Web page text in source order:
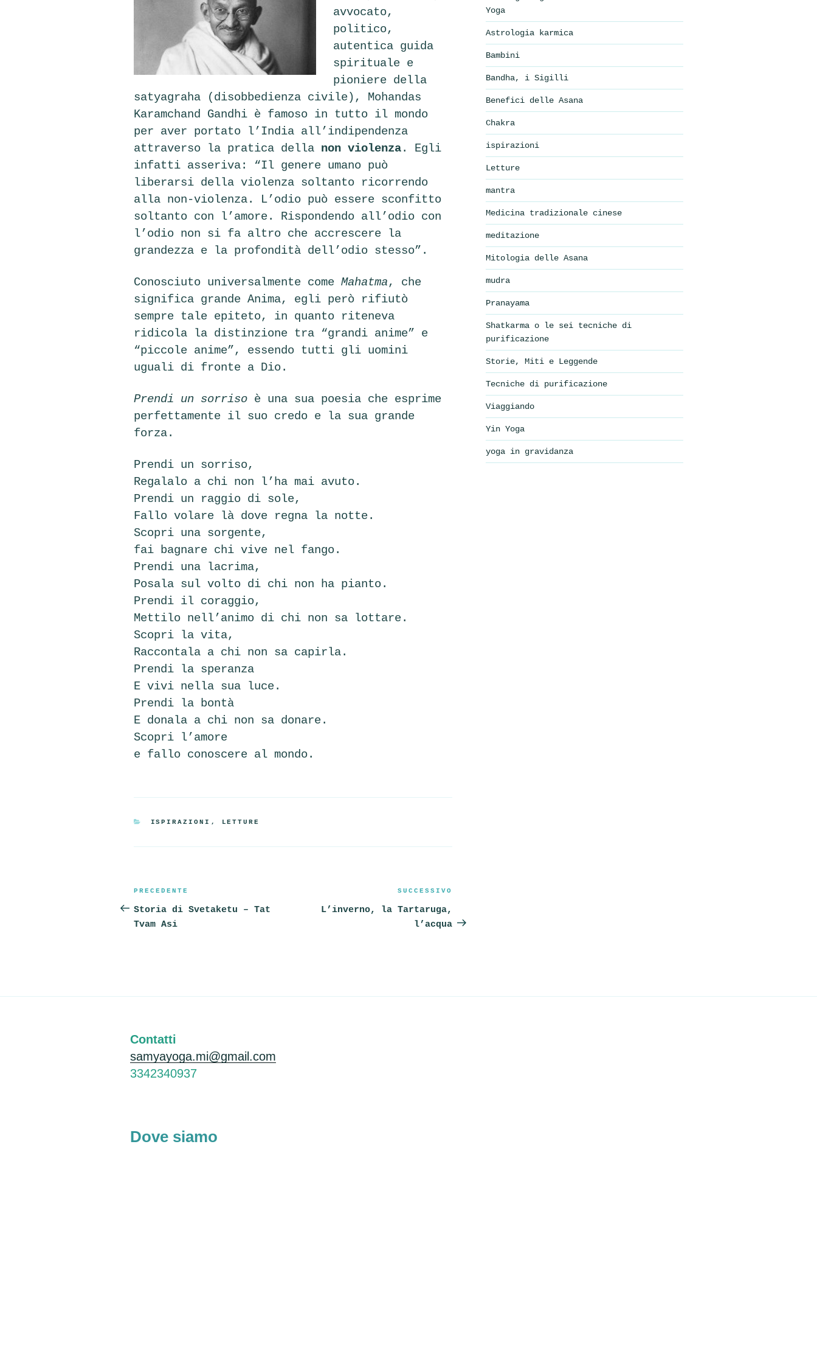
avvocato,
politico,
autentica guida
spirituale e
pioniere della
satyagraha (disobbedienza civile), Mohandas
Karamchand Gandhi è famoso in tutto il mondo
per aver portato l’India all’indipendenza
attraverso la pratica della non violenza. Egli
infatti asseriva: “Il genere umano può
liberarsi della violenza soltanto ricorrendo
alla non-violenza. L’odio può essere sconfitto
soltanto con l’amore. Rispondendo all’odio con
l’odio non si fa altro che accrescere la
grandezza e la profondità dell’odio stesso”.
Conosciuto universalmente come Mahatma, che
significa grande Anima, egli però rifiutò
sempre tale epiteto, in quanto riteneva
ridicola la distinzione tra “grandi anime” e
“piccole anime”, essendo tutti gli uomini
uguali di fronte a Dio.
Prendi un sorriso è una sua poesia che esprime
perfettamente il suo credo e la sua grande
forza.
Prendi un sorriso,
Regalalo a chi non l’ha mai avuto.
Prendi un raggio di sole,
Fallo volare là dove regna la notte.
Scopri una sorgente,
fai bagnare chi vive nel fango.
Prendi una lacrima,
Posala sul volto di chi non ha pianto.
Prendi il coraggio,
Mettilo nell’animo di chi non sa lottare.
Scopri la vita,
Raccontala a chi non sa capirla.
Prendi la speranza
E vivi nella sua luce.
Prendi la bontà
E donala a chi non sa donare.
Scopri l’amore
e fallo conoscere al mondo.
CATEGORIE
ISPIRAZIONI , LETTURE
Navigazione
articoli
Articolo
precedente:
PRECEDENTE
Storia di Svetaketu – Tat
Tvam Asi
SUCCESSIVO
L’inverno, la Tartaruga,
l’acqua
Yoga
Astrologia karmica
Bambini
Bandha, i Sigilli
Benefici delle Asana
Chakra
ispirazioni
Letture
mantra
Medicina tradizionale cinese
meditazione
Mitologia delle Asana
mudra
Pranayama
Shatkarma o le sei tecniche di
purificazione
Storie, Miti e Leggende
Tecniche di purificazione
Viaggiando
Yin Yoga
yoga in gravidanza
Contatti
samyayoga.mi@gmail.com
3342340937
Dove siamo